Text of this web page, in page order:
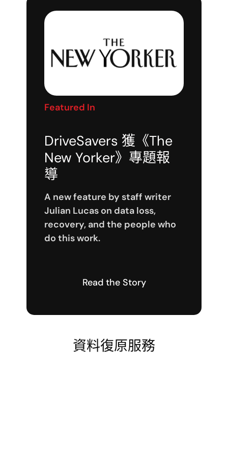
Featured In
DriveSavers 獲《The
New Yorker》專題報
導
A new feature by staff writer
Julian Lucas on data loss,
recovery, and the people who
do this work.
Read the Story
資料復原服務